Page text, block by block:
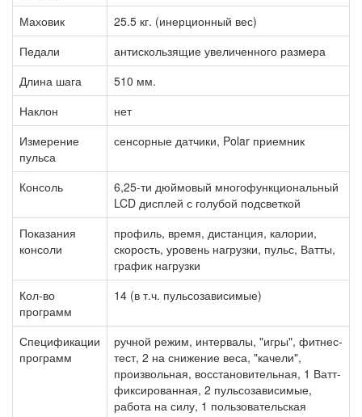
Маховик
25.5 кг. (инерционный вес)
Педали
антискользящие увеличенного размера
Длина шага
510 мм.
Наклон
нет
Измерение
пульса
сенсорные датчики, Polar приемник
Консоль
6,25-ти дюймовый многофункциональный
LCD дисплей с голубой подсветкой
Показания
консоли
профиль, время, дистанция, калории,
скорость, уровень нагрузки, пульс, Ватты,
график нагрузки
Кол-во
программ
14 (в т.ч. пульсозависимые)
Спецификации
программ
ручной режим, интервалы, "игры", фитнес-
тест, 2 на снижение веса, "качели",
произвольная, восстановительная, 1 Ватт-
фиксированная, 2 пульсозависимые,
работа на силу, 1 пользовательская